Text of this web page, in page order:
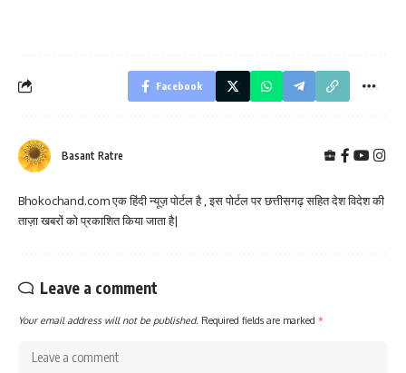
Facebook
Basant Ratre
Bhokochand.com एक हिंदी न्यूज़ पोर्टल है , इस पोर्टल पर छत्तीसगढ़ सहित देश विदेश की
ताज़ा खबरों को प्रकाशित किया जाता है|
Leave a comment
Your email address will not be published. Required fields are marked *